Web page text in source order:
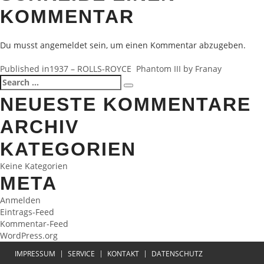
KOMMENTAR
Du musst angemeldet sein, um einen Kommentar abzugeben.
BEITRAGSNAVIGATION
Published in1937 – ROLLS-ROYCE Phantom III by Franay
Search
for:
Search
NEUESTE KOMMENTARE
ARCHIV
KATEGORIEN
Keine Kategorien
META
Anmelden
Eintrags-Feed
Kommentar-Feed
WordPress.org
IMPRESSUM SERVICE KONTAKT DATENSCHUTZ